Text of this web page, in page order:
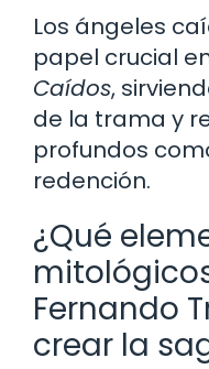
Los ángeles
papel crucial
Caídos,
de la trama y
profundos
redención.
¿Qué
Fernando
crear la